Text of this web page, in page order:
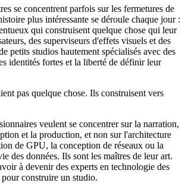
se concentrent parfois sur les fermetures de
plus intéressante se déroule chaque jour :
qui construisent quelque chose qui leur
des superviseurs d'effets visuels et des
petits studios hautement spécialisés avec des
identités fortes et la liberté de définir leur
pas quelque chose. Ils construisent vers
veulent se concentrer sur la narration,
et la production, et non sur l'architecture
de GPU, la conception de réseaux ou la
des données. Ils sont les maîtres de leur art.
à devenir des experts en technologie des
construire un studio.